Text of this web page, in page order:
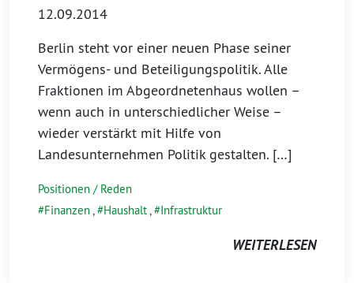
12.09.2014
Berlin steht vor einer neuen Phase seiner
Vermögens- und Beteiligungspolitik. Alle
Fraktionen im Abgeordnetenhaus wollen –
wenn auch in unterschiedlicher Weise –
wieder verstärkt mit Hilfe von
Landesunternehmen Politik gestalten. […]
Positionen / Reden
Finanzen, Haushalt, Infrastruktur
WEITERLESEN